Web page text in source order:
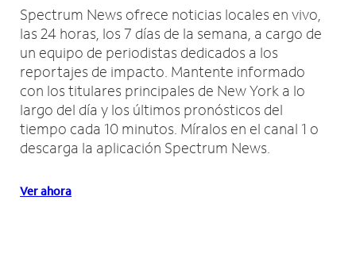
Spectrum News ofrece noticias locales en vivo,
las 24 horas, los 7 días de la semana, a cargo de
un equipo de periodistas dedicados a los
reportajes de impacto. Mantente informado
con los titulares principales de New York a lo
largo del día y los últimos pronósticos del
tiempo cada 10 minutos. Míralos en el canal 1 o
descarga la aplicación Spectrum News.
Ver ahora